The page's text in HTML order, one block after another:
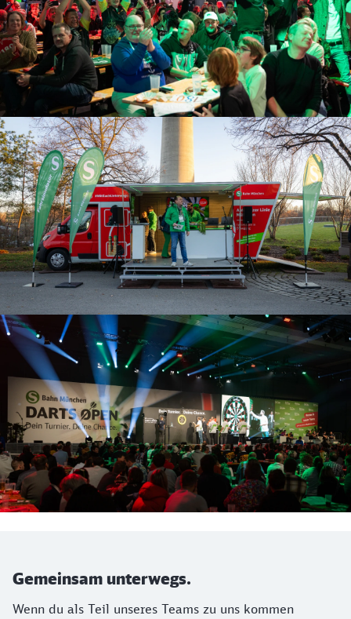
Gemeinsam unterwegs.
Wenn du als Teil unseres Teams zu uns kommen